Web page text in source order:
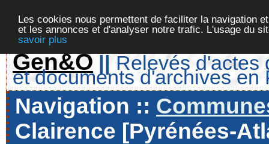
Les cookies nous permettent de faciliter la navigation
et les annonces et d'analyser notre trafic. L'usage du
savoir plus
Gen&O || Relevés d'actes
et documents d'archives en
Navigation ::
Clairence [Pyrénées-